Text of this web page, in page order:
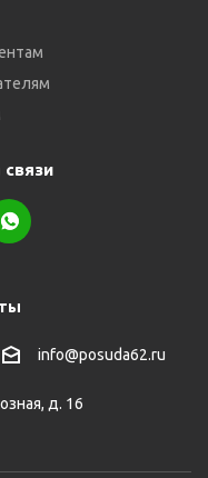
info@posuda62.ru
д. 16